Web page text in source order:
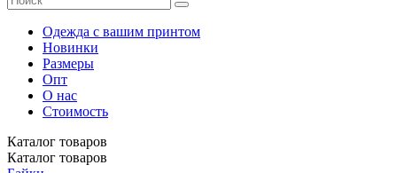
Одежда с вашим принтом
Новинки
Размеры
Опт
О нас
Стоимость
Каталог товаров
Каталог товаров